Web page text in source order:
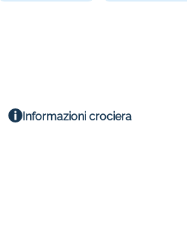
Informazioni crociera